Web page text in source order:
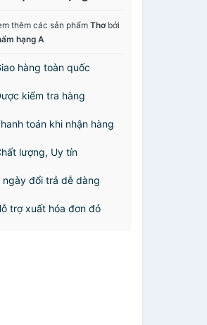
thêm các sản phẩmThơbởi
hạng A
hàng toàn quốc
kiểm tra hàng
toán khi nhận hàng
lượng, Uy tín
ngày đổi trả dễ dàng
trợ xuất hóa đơn đỏ